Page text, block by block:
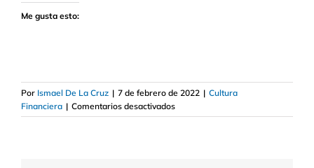
Me gusta esto:
Por Ismael De La Cruz | 7 de febrero de 2022 | Cultura
Financiera | Comentarios desactivadosen
Qué